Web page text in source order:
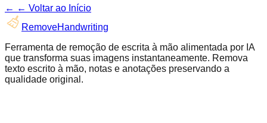
← ← Voltar ao Início
RemoveHandwriting
Ferramenta de remoção de escrita à mão alimentada por IA
que transforma suas imagens instantaneamente. Remova
texto escrito à mão, notas e anotações preservando a
qualidade original.